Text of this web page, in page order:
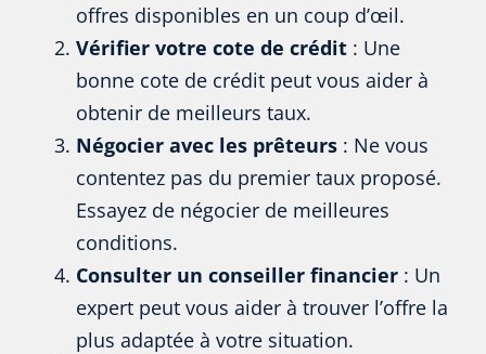
offres disponibles en un coup d’œil.
Vérifier votre cote de crédit : Une
bonne cote de crédit peut vous aider à
obtenir de meilleurs taux.
Négocier avec les prêteurs : Ne vous
contentez pas du premier taux proposé.
Essayez de négocier de meilleures
conditions.
Consulter un conseiller financier : Un
expert peut vous aider à trouver l’offre la
plus adaptée à votre situation.